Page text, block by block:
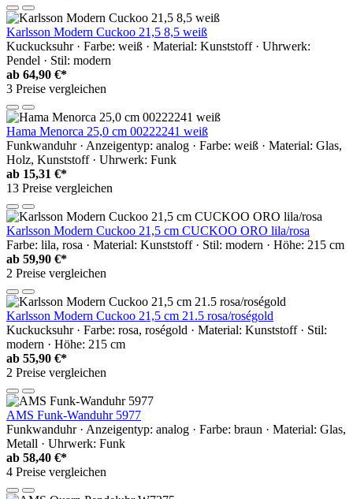
Karlsson Modern Cuckoo 21,5 8,5 weiß
Kuckucksuhr · Farbe: weiß · Material: Kunststoff · Uhrwerk:
Pendel · Stil: modern
ab 64,90 €*
3 Preise vergleichen
Hama Menorca 25,0 cm 00222241 weiß
Funkwanduhr · Anzeigentyp: analog · Farbe: weiß · Material: Glas,
Holz, Kunststoff · Uhrwerk: Funk
ab 15,31 €*
13 Preise vergleichen
Karlsson Modern Cuckoo 21,5 cm CUCKOO ORO lila/rosa
Farbe: lila, rosa · Material: Kunststoff · Stil: modern · Höhe: 215 cm
ab 59,90 €*
2 Preise vergleichen
Karlsson Modern Cuckoo 21,5 cm 21.5 rosa/roségold
Kuckucksuhr · Farbe: rosa, roségold · Material: Kunststoff · Stil:
modern · Höhe: 215 cm
ab 55,90 €*
2 Preise vergleichen
AMS Funk-Wanduhr 5977
Funkwanduhr · Anzeigentyp: analog · Farbe: braun · Material: Glas,
Metall · Uhrwerk: Funk
ab 58,40 €*
4 Preise vergleichen